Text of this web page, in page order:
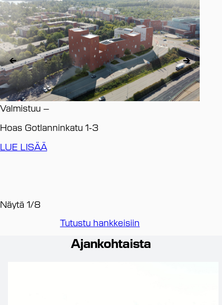
Valmistuu –
Hoas Gotlanninkatu 1-3
LUE LISÄÄ
Näytä 1/8
Tutustu hankkeisiin
Ajankohtaista